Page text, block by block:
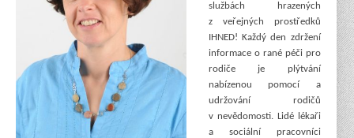
službách hrazených
z veřejných prostředků
IHNED! Každý den zdržení
informace o rané péči pro
rodiče je plýtvání
nabízenou pomocí a
udržování rodičů
v nevědomosti. Lidé lékaři
a sociální pracovníci